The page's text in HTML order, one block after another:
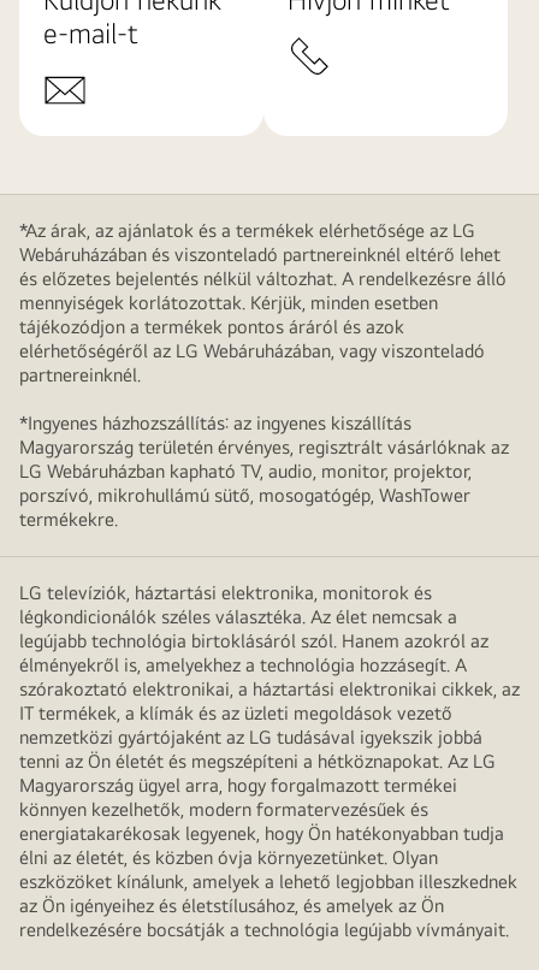
e-mail-t
*Az árak, az ajánlatok és a termékek elérhetősége az LG
Webáruházában és viszonteladó partnereinknél eltérő lehet
és előzetes bejelentés nélkül változhat. A rendelkezésre álló
mennyiségek korlátozottak. Kérjük, minden esetben
tájékozódjon a termékek pontos áráról és azok
elérhetőségéről az LG Webáruházában, vagy viszonteladó
partnereinknél.
*Ingyenes házhozszállítás: az ingyenes kiszállítás
Magyarország területén érvényes, regisztrált vásárlóknak az
LG Webáruházban kapható TV, audio, monitor, projektor,
porszívó, mikrohullámú sütő, mosogatógép, WashTower
termékekre.
LG televíziók, háztartási elektronika, monitorok és
légkondicionálók széles választéka. Az élet nemcsak a
legújabb technológia birtoklásáról szól. Hanem azokról az
élményekről is, amelyekhez a technológia hozzásegít. A
szórakoztató elektronikai, a háztartási elektronikai cikkek, az
IT termékek, a klímák és az üzleti megoldások vezető
nemzetközi gyártójaként az LG tudásával igyekszik jobbá
tenni az Ön életét és megszépíteni a hétköznapokat. Az LG
Magyarország ügyel arra, hogy forgalmazott termékei
könnyen kezelhetők, modern formatervezésűek és
energiatakarékosak legyenek, hogy Ön hatékonyabban tudja
élni az életét, és közben óvja környezetünket. Olyan
eszközöket kínálunk, amelyek a lehető legjobban illeszkednek
az Ön igényeihez és életstílusához, és amelyek az Ön
rendelkezésére bocsátják a technológia legújabb vívmányait.